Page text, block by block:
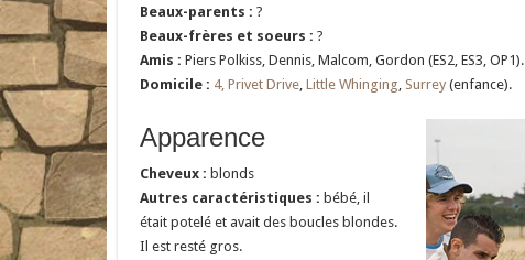
Beaux-parents : ?
Beaux-frères et soeurs : ?
Amis : Piers Polkiss, Dennis, Malcom, Gordon (ES2, ES3, OP1).
Domicile : 4, Privet Drive, Little Whinging, Surrey (enfance).
Apparence
Cheveux : blonds
Autres caractéristiques : bébé, il
était potelé et avait des boucles blondes.
Il est resté gros.